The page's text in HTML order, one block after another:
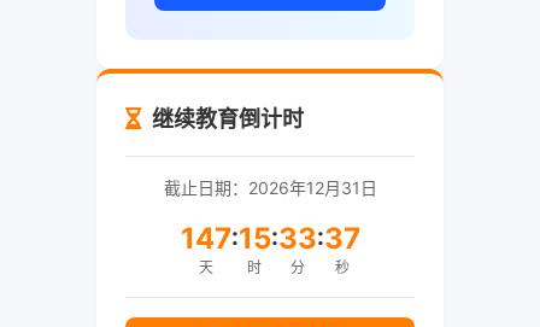
继续教育倒计时
截止日期： 2026年12月31日
147
天
:15
时
:33
分
:36
秒